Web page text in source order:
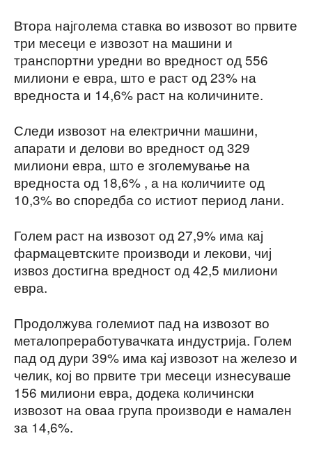
Втора најголема ставка во извозот во првите
три месеци е извозот на машини и
транспортни уредни во вредност од 556
милиони е евра, што е раст од 23% на
вредноста и 14,6% раст на количините.
Следи извозот на електрични машини,
апарати и делови во вредност од 329
милиони евра, што е зголемување на
вредноста од 18,6% , а на количиите од
10,3% во споредба со истиот период лани.
Голем раст на извозот од 27,9% има кај
фармацевтските производи и лекови, чиј
извоз достигна вредност од 42,5 милиони
евра.
Продолжува големиот пад на извозот во
металопреработувачката индустрија. Голем
пад од дури 39% има кај извозот на железо и
челик, кој во првите три месеци изнесуваше
156 милиони евра, додека количински
извозот на оваа група производи е намален
за 14,6%.